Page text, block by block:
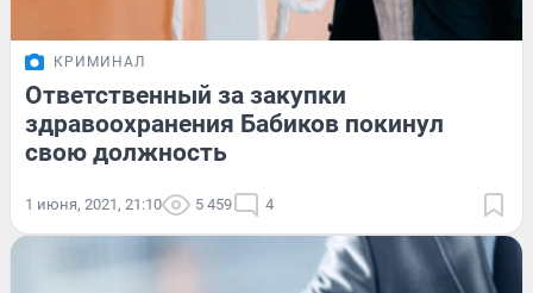
КРИМИНАЛ
Ответственный за закупки
здравоохранения Бабиков покинул
свою должность
1 июня, 2021, 21:10 5 459 4